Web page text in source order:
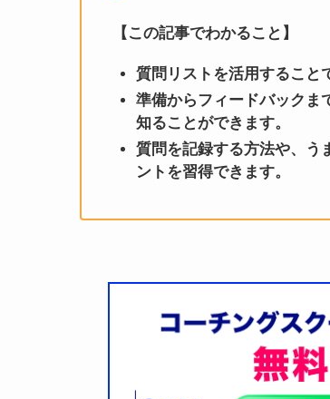
【この記事でわかること】
質問リストを活用すること
準備からフィードバックま
知ることができます。
質問を記録する方法や、う
ントを習得できます。